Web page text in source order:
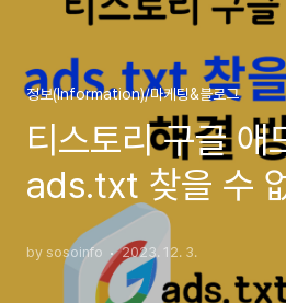
정보(Information)/마케팅&블로그
티스토리 구글 애
ads.txt 찾을 수
방법
by sosoinfo 2023. 12. 3.